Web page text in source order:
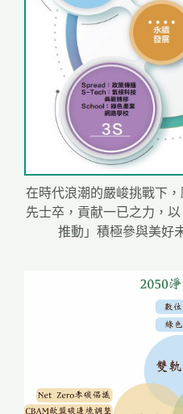
在時代浪潮的嚴峻挑戰下
先士卒，貢献一已之力，
推動」積極參與美好